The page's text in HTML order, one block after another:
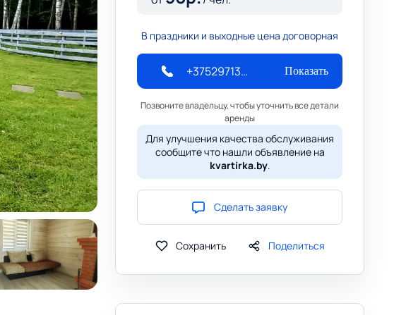
В праздники и выходные цена договорная
+375297138972 Показать
Позвоните владельцу, чтобы уточнить все детали
аренды
Для улучшения качества обслуживания
сообщите что нашли объявление на
kvartirka.by.
Сделать заявку
Сохранить Поделиться